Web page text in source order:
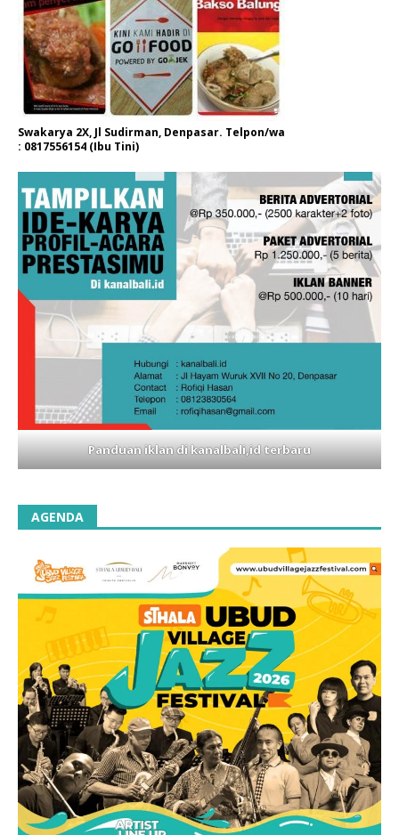
Swakarya 2X, Jl Sudirman, Denpasar. Telpon/wa
: 0817556154 (Ibu Tini)
Panduan iklan di kanalbali,id terbaru
AGENDA